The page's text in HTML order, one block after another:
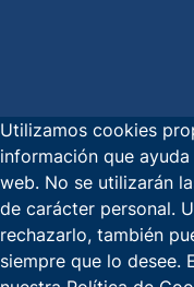
Utilizamos cookies
información que
web. No se utilizarán
de carácter personal.
rechazarlo, también
siempre que lo desee.